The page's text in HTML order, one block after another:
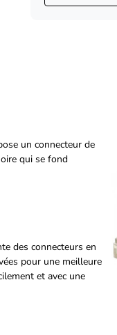
un connecteur de
qui se fond
des connecteurs en
pour une meilleure
et avec une